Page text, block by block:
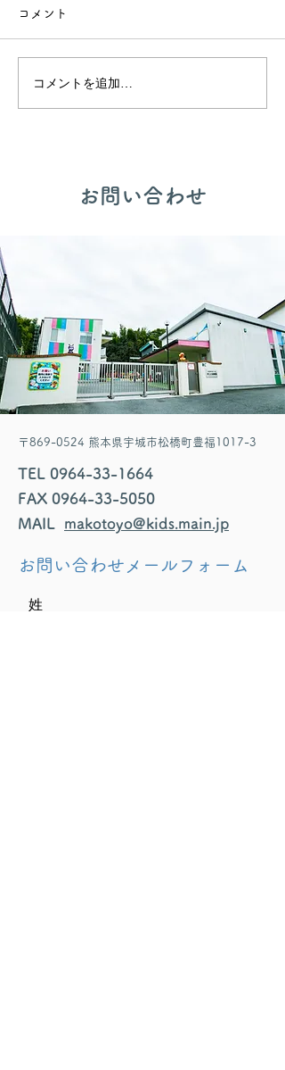
🎂誕生会出し物✨
コメント
コメントを追加…
​お問い合わせ
〒869-0524 熊本県宇城市松橋町豊福1017-3
TEL 0964-33-1664
FAX 0964-33-5050
MAIL makotoyo@kids.main.jp
お問い合わせメールフォーム
姓